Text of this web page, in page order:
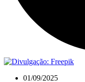
01/09/2025